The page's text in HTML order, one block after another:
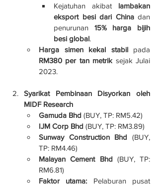
Kejatuhan akibat lambakan
eksport besi dari China dan
penurunan 15% harga bijih
besi global.
Harga simen kekal stabil
RM380 per tan metrik sejak Julai
2023.
Syarikat Pembinaan Disyorkan oleh
MIDF Research
Gamuda Bhd (BUY, TP: RM5.42)
IJM Corp Bhd (BUY, TP: RM3.89)
Sunway Construction Bhd (BUY,
TP: RM4.46)
Malayan Cement Bhd (BUY, TP:
RM6.81)
Faktor utama: Pelaburan pusat